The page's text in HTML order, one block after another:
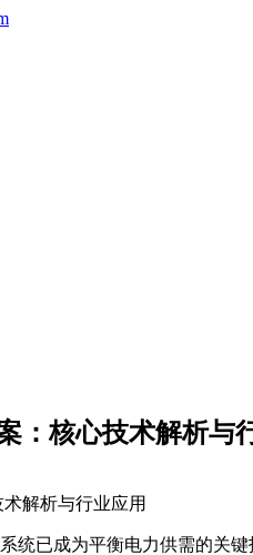
：核心技术解析与
解析与行业应用
统已成为平衡电力供需的关